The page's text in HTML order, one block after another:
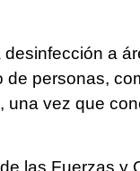
a
de personas,
una vez que
las Fuerzas y